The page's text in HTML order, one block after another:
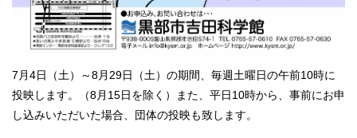
7月4日（土）～8月29日（土）の期間、毎週土曜日の午前10時に
投映します。（8月15日を除く）また、平日10時から、事前にお申
し込みいただいた場合、団体の投映も致します。